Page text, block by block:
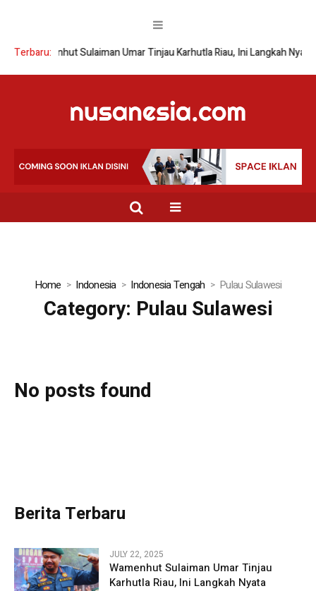
Terbaru:
Wamenhut Sulaiman Umar Tinjau Karhutla Riau, Ini Langkah Nyata
Home Indonesia Indonesia Tengah Pulau Sulawesi
Category: Pulau Sulawesi
No posts found
Berita Terbaru
JULY 22, 2025
Wamenhut Sulaiman Umar Tinjau
Karhutla Riau, Ini Langkah Nyata